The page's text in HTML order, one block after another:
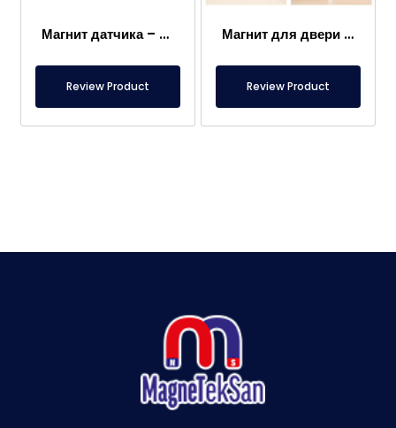
Магнит датчика – 2×2 мм
Review Product
Магнит для двери каравана
Review Product